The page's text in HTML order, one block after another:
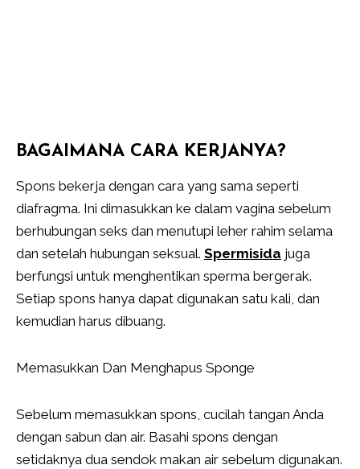
BAGAIMANA CARA KERJANYA?
Spons bekerja dengan cara yang sama seperti
diafragma. Ini dimasukkan ke dalam vagina sebelum
berhubungan seks dan menutupi leher rahim selama
dan setelah hubungan seksual. Spermisida juga
berfungsi untuk menghentikan sperma bergerak.
Setiap spons hanya dapat digunakan satu kali, dan
kemudian harus dibuang.
Memasukkan Dan Menghapus Sponge
Sebelum memasukkan spons, cucilah tangan Anda
dengan sabun dan air. Basahi spons dengan
setidaknya dua sendok makan air sebelum digunakan.